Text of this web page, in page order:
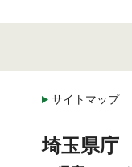
サイトマップ
埼玉県庁